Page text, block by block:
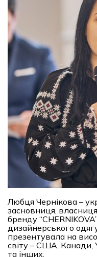
Любця Чернікова –
засновниця,
бренду
дизайнерського
презентувала на
світу – США, Канади,
та інших.